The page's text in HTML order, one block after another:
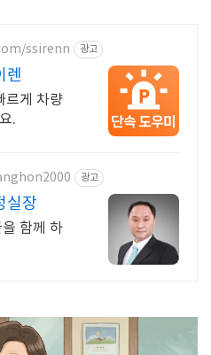
ssirenn 광고
렌
르게 차량
.
광고
실장
함께 하